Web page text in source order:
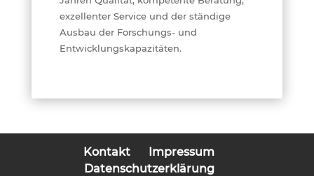
exzellenter Service und der ständige
Ausbau der Forschungs- und
Entwicklungskapazitäten.
Kontakt
Impressum
Datenschutzerklärung